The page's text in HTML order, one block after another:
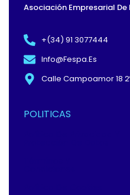
Asociación Empresarial
+(34) 91 3077444
Info@fespa.es
Calle Campoamor 18
POLITICAS